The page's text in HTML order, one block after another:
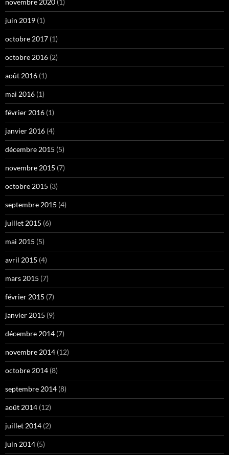
novembre 2020 (1)
juin 2019 (1)
octobre 2017 (1)
octobre 2016 (2)
août 2016 (1)
mai 2016 (1)
février 2016 (1)
janvier 2016 (4)
décembre 2015 (5)
novembre 2015 (7)
octobre 2015 (3)
septembre 2015 (4)
juillet 2015 (6)
mai 2015 (5)
avril 2015 (4)
mars 2015 (7)
février 2015 (7)
janvier 2015 (9)
décembre 2014 (7)
novembre 2014 (12)
octobre 2014 (8)
septembre 2014 (8)
août 2014 (12)
juillet 2014 (2)
juin 2014 (5)